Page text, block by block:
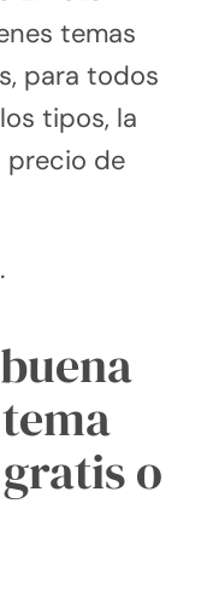
temas
para todos
tipos, la
precio de
o